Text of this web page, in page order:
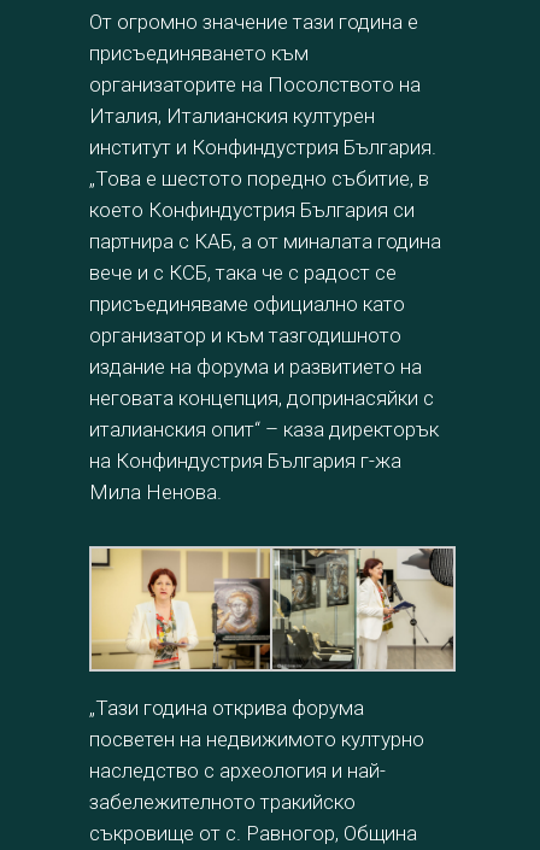
От огромно значение тази година е
присъединяването към
организаторите на Посолството на
Италия, Италианския културен
институт и Конфиндустрия България.
„Това е шестото поредно събитие, в
което Конфиндустрия България си
партнира с КАБ, а от миналата година
вече и с КСБ, така че с радост се
присъединяваме официално като
организатор и към тазгодишното
издание на форума и развитието на
неговата концепция, допринасяйки с
италианския опит“ – каза директорък
на Конфиндустрия България г-жа
Мила Ненова.
„Тази година открива форума
посветен на недвижимото културно
наследство с археология и най-
забележителното тракийско
съкровище от с. Равногор, Община